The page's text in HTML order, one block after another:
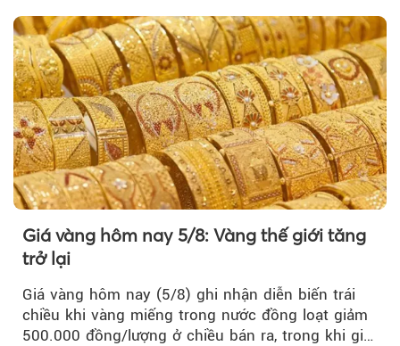
Giá vàng hôm nay 5/8: Vàng thế giới tăng
trở lại
Giá vàng hôm nay (5/8) ghi nhận diễn biến trái
chiều khi vàng miếng trong nước đồng loạt giảm
500.000 đồng/lượng ở chiều bán ra, trong khi giá